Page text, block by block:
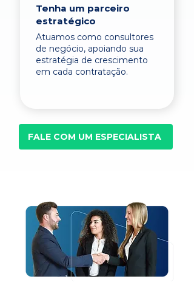
Tenha um parceiro
estratégico
Atuamos como consultores
de negócio, apoiando sua
estratégia de crescimento
em cada contratação.
FALE COM UM ESPECIALISTA